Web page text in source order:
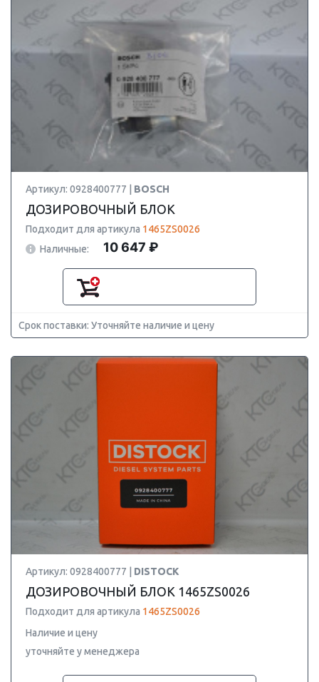
Артикул: 0928400777 | BOSCH
ДОЗИРОВОЧНЫЙ БЛОК
Подходит для артикула 1465ZS0026
Наличные:
10 647 ₽
Срок поставки: Уточняйте наличие и цену
Артикул: 0928400777 | DISTOCK
ДОЗИРОВОЧНЫЙ БЛОК 1465ZS0026
Подходит для артикула 1465ZS0026
Наличие и цену
уточняйте у менеджера